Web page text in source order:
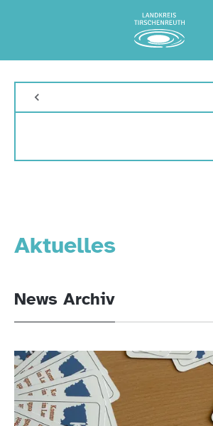
Aktuelles
News Archiv